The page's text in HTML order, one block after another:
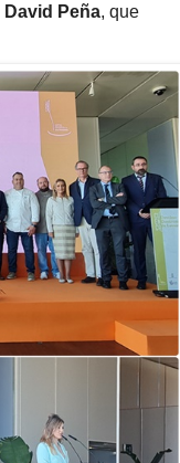
David Peña, que